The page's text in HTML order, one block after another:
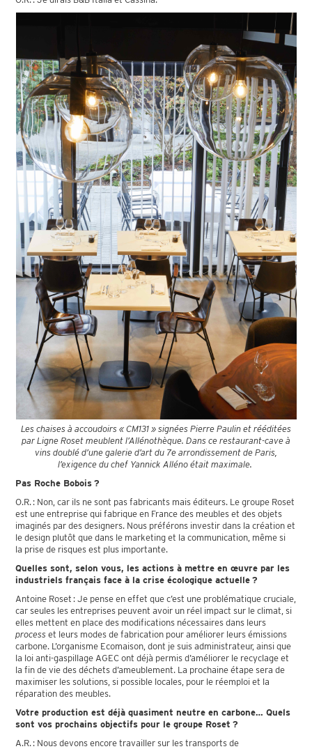
Les chaises à accoudoirs « CM131 » signées Pierre Paulin et rééditées
par Ligne Roset meublent l’Allénothèque. Dans ce restaurant-cave à
vins doublé d’une galerie d’art du 7e arrondissement de Paris,
l’exigence du chef Yannick Alléno était maximale.
Pas Roche Bobois ?
O.R. : Non, car ils ne sont pas fabricants mais éditeurs. Le groupe Roset
est une entreprise qui fabrique en France des meubles et des objets
imaginés par des designers. Nous préférons investir dans la création et
le design plutôt que dans le marketing et la communication, même si
la prise de risques est plus importante.
Quelles sont, selon vous, les actions à mettre en œuvre par les
industriels français face à la crise écologique actuelle ?
Antoine Roset : Je pense en effet que c’est une problématique cruciale,
car seules les entreprises peuvent avoir un réel impact sur le climat, si
elles mettent en place des modifications nécessaires dans leurs
process et leurs modes de fabrication pour améliorer leurs émissions
carbone. L’organisme Ecomaison, dont je suis administrateur, ainsi que
la loi anti-gaspillage AGEC ont déjà permis d’améliorer le recyclage et
la fin de vie des déchets d’ameublement. La prochaine étape sera de
maximiser les solutions, si possible locales, pour le réemploi et la
réparation des meubles.
Votre production est déjà quasiment neutre en carbone… Quels
sont vos prochains objectifs pour le groupe Roset ?
A.R. : Nous devons encore travailler sur les transports de